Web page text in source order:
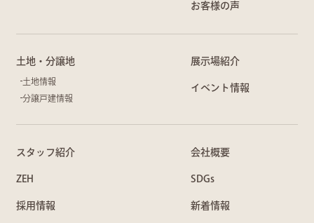
お客様の声
土地・分譲地
土地情報
分譲戸建情報
展示場紹介
イベント情報
スタッフ紹介 会社概要
ZEH SDGs
採用情報 新着情報